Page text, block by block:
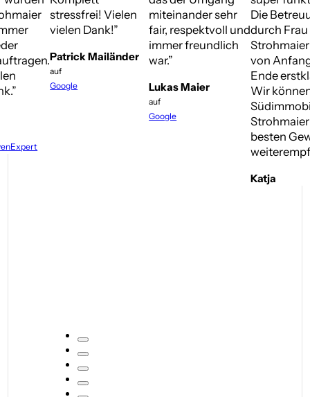
stressfrei! Vielen
vielen Dank!”
Patrick Mailänder
auf
Google
miteinander sehr
fair, respektvoll und
immer freundlich
war.”
Lukas Maier
auf
Google
Die
durch Frau
von
Ende
Wir
besten
Katja